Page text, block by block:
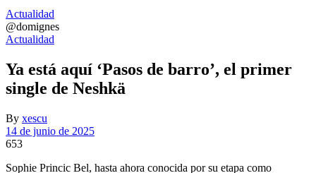
Actualidad
@domignes
Actualidad
Ya está aquí ‘Pasos de barro’, el primer
single de Neshkä
By xescu
14 de junio de 2025
653
Sophie Princic Bel, hasta ahora conocida por su etapa como